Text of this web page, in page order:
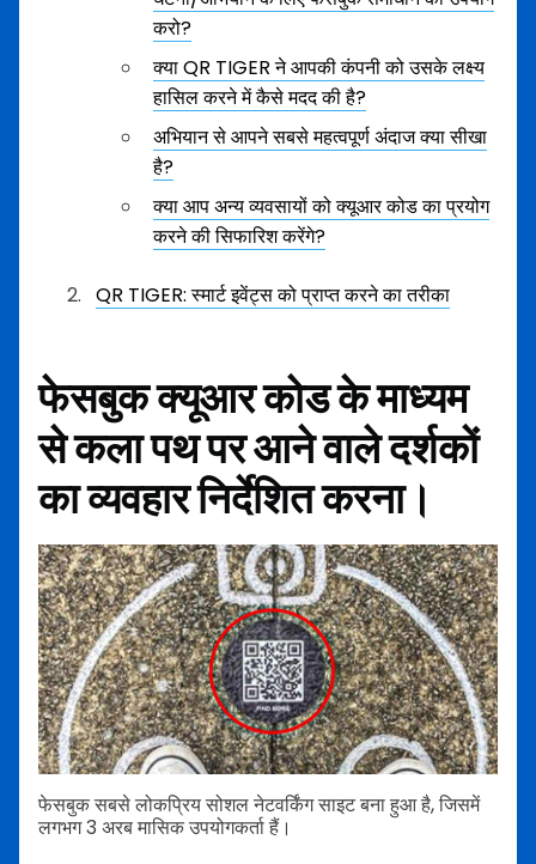
करो?
क्या QR TIGER ने आपकी कंपनी को उसके लक्ष्य
हासिल करने में कैसे मदद की है?
अभियान से आपने सबसे महत्वपूर्ण अंदाज क्या सीखा
है?
क्या आप अन्य व्यवसायों को क्यूआर कोड का प्रयोग
करने की सिफारिश करेंगे?
QR TIGER: स्मार्ट इवेंट्स को प्राप्त करने का तरीका
फेसबुक क्यूआर कोड के माध्यम
से कला पथ पर आने वाले दर्शकों
का व्यवहार निर्देशित करना।
फेसबुक सबसे लोकप्रिय सोशल नेटवर्किंग साइट बना हुआ है, जिसमें
लगभग 3 अरब मासिक उपयोगकर्ता हैं।